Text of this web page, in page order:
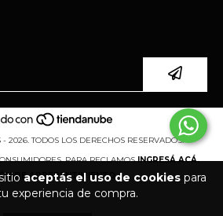
aceptás el uso de cookiespara
experiencia de compra.
2026. TODOS LOS DERECHOS RESERVADOS.
PARA RECLAMOS INGRESÁ ACÁ.
DE ARREPENTIMIENTO